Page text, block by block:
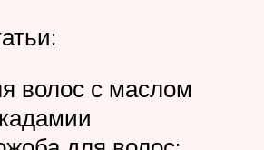
волос с маслом